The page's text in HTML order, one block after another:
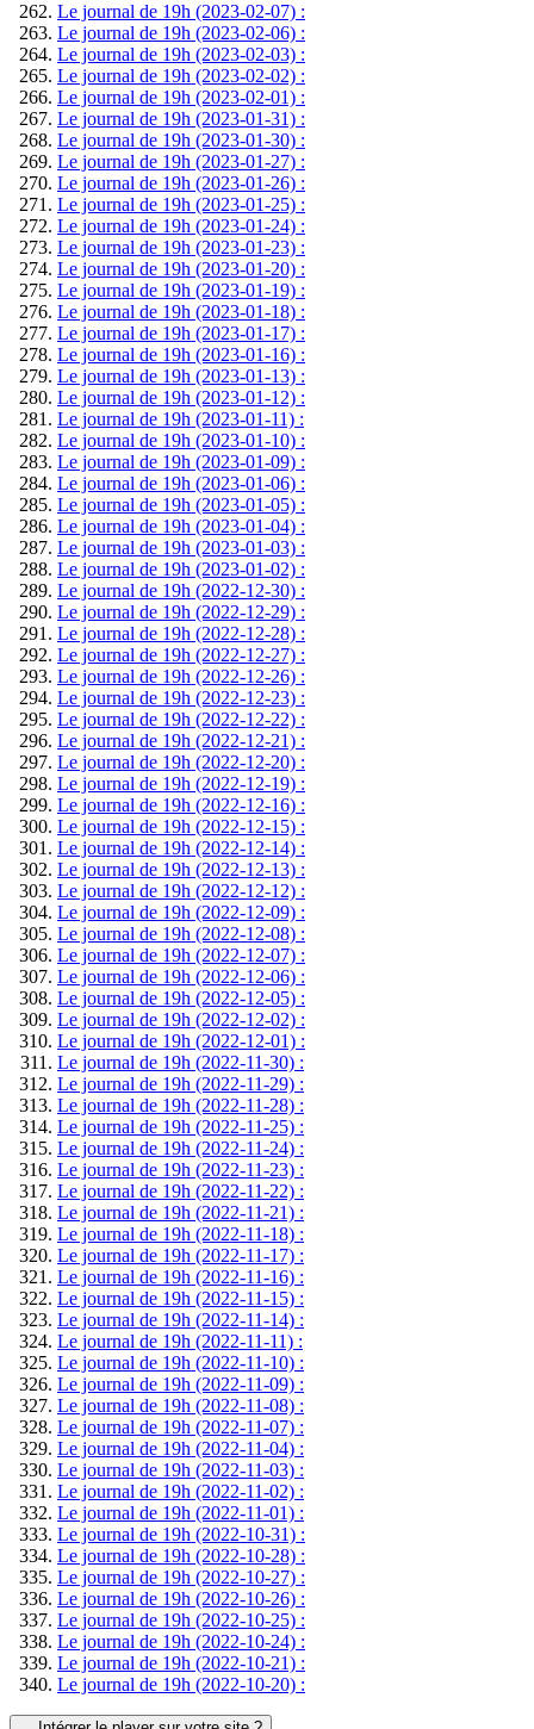
Le journal de 19h (2023-02-07) :
Le journal de 19h (2023-02-06) :
Le journal de 19h (2023-02-03) :
Le journal de 19h (2023-02-02) :
Le journal de 19h (2023-02-01) :
Le journal de 19h (2023-01-31) :
Le journal de 19h (2023-01-30) :
Le journal de 19h (2023-01-27) :
Le journal de 19h (2023-01-26) :
Le journal de 19h (2023-01-25) :
Le journal de 19h (2023-01-24) :
Le journal de 19h (2023-01-23) :
Le journal de 19h (2023-01-20) :
Le journal de 19h (2023-01-19) :
Le journal de 19h (2023-01-18) :
Le journal de 19h (2023-01-17) :
Le journal de 19h (2023-01-16) :
Le journal de 19h (2023-01-13) :
Le journal de 19h (2023-01-12) :
Le journal de 19h (2023-01-11) :
Le journal de 19h (2023-01-10) :
Le journal de 19h (2023-01-09) :
Le journal de 19h (2023-01-06) :
Le journal de 19h (2023-01-05) :
Le journal de 19h (2023-01-04) :
Le journal de 19h (2023-01-03) :
Le journal de 19h (2023-01-02) :
Le journal de 19h (2022-12-30) :
Le journal de 19h (2022-12-29) :
Le journal de 19h (2022-12-28) :
Le journal de 19h (2022-12-27) :
Le journal de 19h (2022-12-26) :
Le journal de 19h (2022-12-23) :
Le journal de 19h (2022-12-22) :
Le journal de 19h (2022-12-21) :
Le journal de 19h (2022-12-20) :
Le journal de 19h (2022-12-19) :
Le journal de 19h (2022-12-16) :
Le journal de 19h (2022-12-15) :
Le journal de 19h (2022-12-14) :
Le journal de 19h (2022-12-13) :
Le journal de 19h (2022-12-12) :
Le journal de 19h (2022-12-09) :
Le journal de 19h (2022-12-08) :
Le journal de 19h (2022-12-07) :
Le journal de 19h (2022-12-06) :
Le journal de 19h (2022-12-05) :
Le journal de 19h (2022-12-02) :
Le journal de 19h (2022-12-01) :
Le journal de 19h (2022-11-30) :
Le journal de 19h (2022-11-29) :
Le journal de 19h (2022-11-28) :
Le journal de 19h (2022-11-25) :
Le journal de 19h (2022-11-24) :
Le journal de 19h (2022-11-23) :
Le journal de 19h (2022-11-22) :
Le journal de 19h (2022-11-21) :
Le journal de 19h (2022-11-18) :
Le journal de 19h (2022-11-17) :
Le journal de 19h (2022-11-16) :
Le journal de 19h (2022-11-15) :
Le journal de 19h (2022-11-14) :
Le journal de 19h (2022-11-11) :
Le journal de 19h (2022-11-10) :
Le journal de 19h (2022-11-09) :
Le journal de 19h (2022-11-08) :
Le journal de 19h (2022-11-07) :
Le journal de 19h (2022-11-04) :
Le journal de 19h (2022-11-03) :
Le journal de 19h (2022-11-02) :
Le journal de 19h (2022-11-01) :
Le journal de 19h (2022-10-31) :
Le journal de 19h (2022-10-28) :
Le journal de 19h (2022-10-27) :
Le journal de 19h (2022-10-26) :
Le journal de 19h (2022-10-25) :
Le journal de 19h (2022-10-24) :
Le journal de 19h (2022-10-21) :
Le journal de 19h (2022-10-20) :